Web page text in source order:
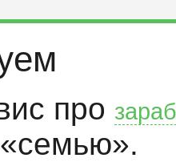
про